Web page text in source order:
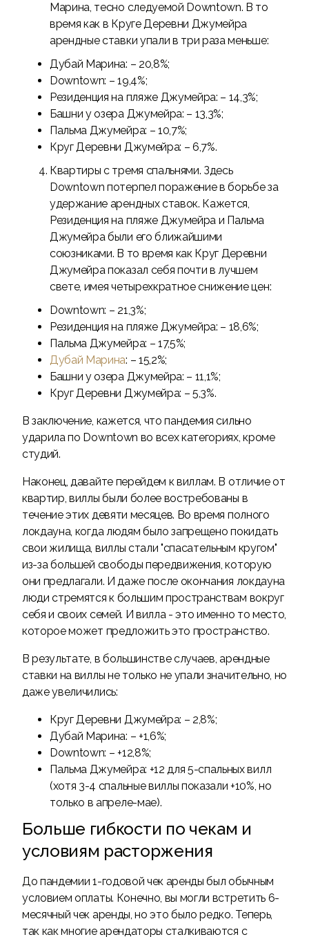
Марина, тесно следуемой Downtown. В то
время как в Круге Деревни Джумейра
арендные ставки упали в три раза меньше:
Дубай Марина: – 20,8%;
Downtown: – 19,4%;
Резиденция на пляже Джумейра: – 14,3%;
Башни у озера Джумейра: – 13,3%;
Пальма Джумейра: – 10,7%;
Круг Деревни Джумейра: – 6,7%.
Квартиры с тремя спальнями. Здесь
Downtown потерпел поражение в борьбе за
удержание арендных ставок. Кажется,
Резиденция на пляже Джумейра и Пальма
Джумейра были его ближайшими
союзниками. В то время как Круг Деревни
Джумейра показал себя почти в лучшем
свете, имея четырехкратное снижение цен:
Downtown: – 21,3%;
Резиденция на пляже Джумейра: – 18,6%;
Пальма Джумейра: – 17,5%;
Дубай Марина: – 15,2%;
Башни у озера Джумейра: – 11,1%;
Круг Деревни Джумейра: – 5,3%.
В заключение, кажется, что пандемия сильно
ударила по Downtown во всех категориях, кроме
студий.
Наконец, давайте перейдем к виллам. В отличие от
квартир, виллы были более востребованы в
течение этих девяти месяцев. Во время полного
локдауна, когда людям было запрещено покидать
свои жилища, виллы стали "спасательным кругом"
из-за большей свободы передвижения, которую
они предлагали. И даже после окончания локдауна
люди стремятся к большим пространствам вокруг
себя и своих семей. И вилла - это именно то место,
которое может предложить это пространство.
В результате, в большинстве случаев, арендные
ставки на виллы не только не упали значительно, но
даже увеличились:
Круг Деревни Джумейра: – 2,8%;
Дубай Марина: – +1,6%;
Downtown: – +12,8%;
Пальма Джумейра: +12 для 5-спальных вилл
(хотя 3-4 спальные виллы показали +10%, но
только в апреле-мае).
Больше гибкости по чекам и
условиям расторжения
До пандемии 1-годовой чек аренды был обычным
условием оплаты. Конечно, вы могли встретить 6-
месячный чек аренды, но это было редко. Теперь,
так как многие арендаторы сталкиваются с